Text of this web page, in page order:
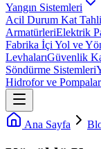
Yangın Sistemleri
Acil Durum Kat
ArmatürleriElektrik
Fabrika İçi Yol ve
LevhalarıGüvenlik
Söndürme Sistemleri
Hidrofor ve
Ana Sayfa